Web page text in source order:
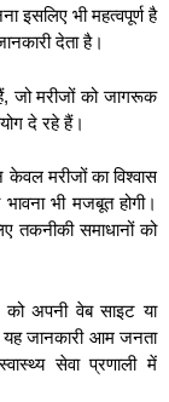
इसलिए भी महत्वपूर्ण है
देता है।
जो मरीजों को जागरूक
दे रहे हैं।
केवल मरीजों का विश्वास
भी मजबूत होगी।
तकनीकी समाधानों को
अपनी वेब साइट या
जानकारी आम जनता
सेवा प्रणाली में